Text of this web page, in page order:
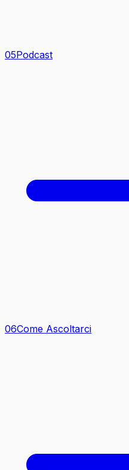
05Podcast
06Come Ascoltarci